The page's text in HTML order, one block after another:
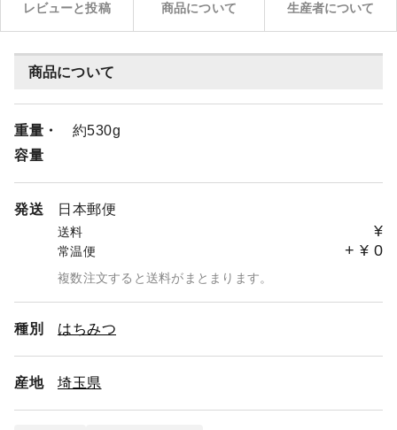
レビューと投稿 商品について 生産者について
商品について
重量・
容量
約530g
発送 日本郵便
送料 ¥
常温便 + ¥ 0
複数注文すると送料がまとまります。
種別 はちみつ
産地 埼玉県